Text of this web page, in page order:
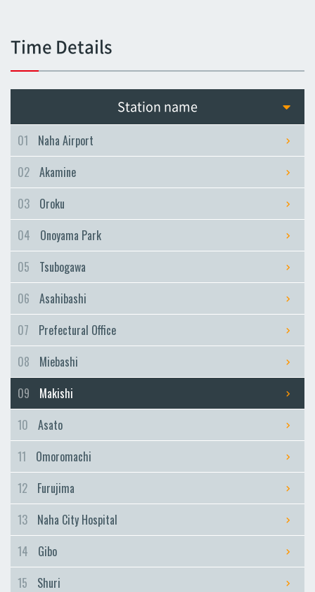
Asato
Naha City Hospital
Ishimine
Asahibashi
Prefectural Office
Miebashi
Omoromachi
Gibo
Kyozuka
Time Details
Station name
01
Naha Airport
02 Akamine
03
Oroku
04
Onoyama Park
05
Tsubogawa
06
Asahibashi
07
Prefectural Office
08
Miebashi
09
Makishi
10
Asato
11
Omoromachi
12
Furujima
13
Naha City Hospital
14
Gibo
15
Shuri